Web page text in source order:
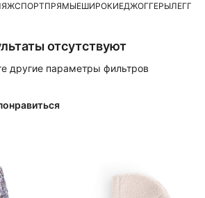
СПОРТПРЯМЫЕШИРОКИЕДЖОГГЕРЫ
отсутствуют
другие параметры фильтров